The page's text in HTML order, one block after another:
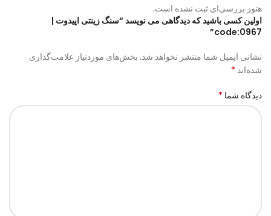
هنوز بررسی‌ای ثبت نشده است.
اولین کسی باشید که دیدگاهی می نویسد “سنگ زینتی اپیدوت |
code:0967”
نشانی ایمیل شما منتشر نخواهد شد. بخش‌های موردنیاز علامت‌گذاری
شده‌اند *
دیدگاه شما *